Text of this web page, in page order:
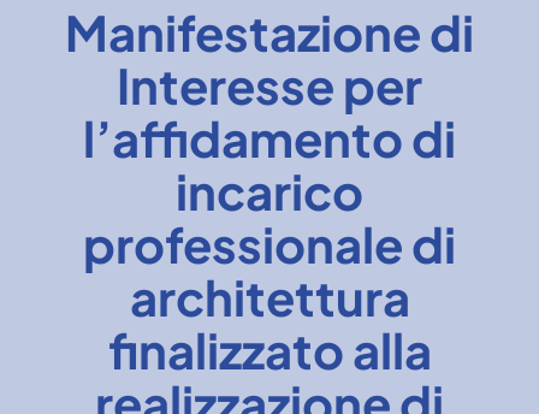
Progetti
Partnership
Manifestazione di
Interesse per
l’affidamento di
incarico
professionale di
architettura
finalizzato alla